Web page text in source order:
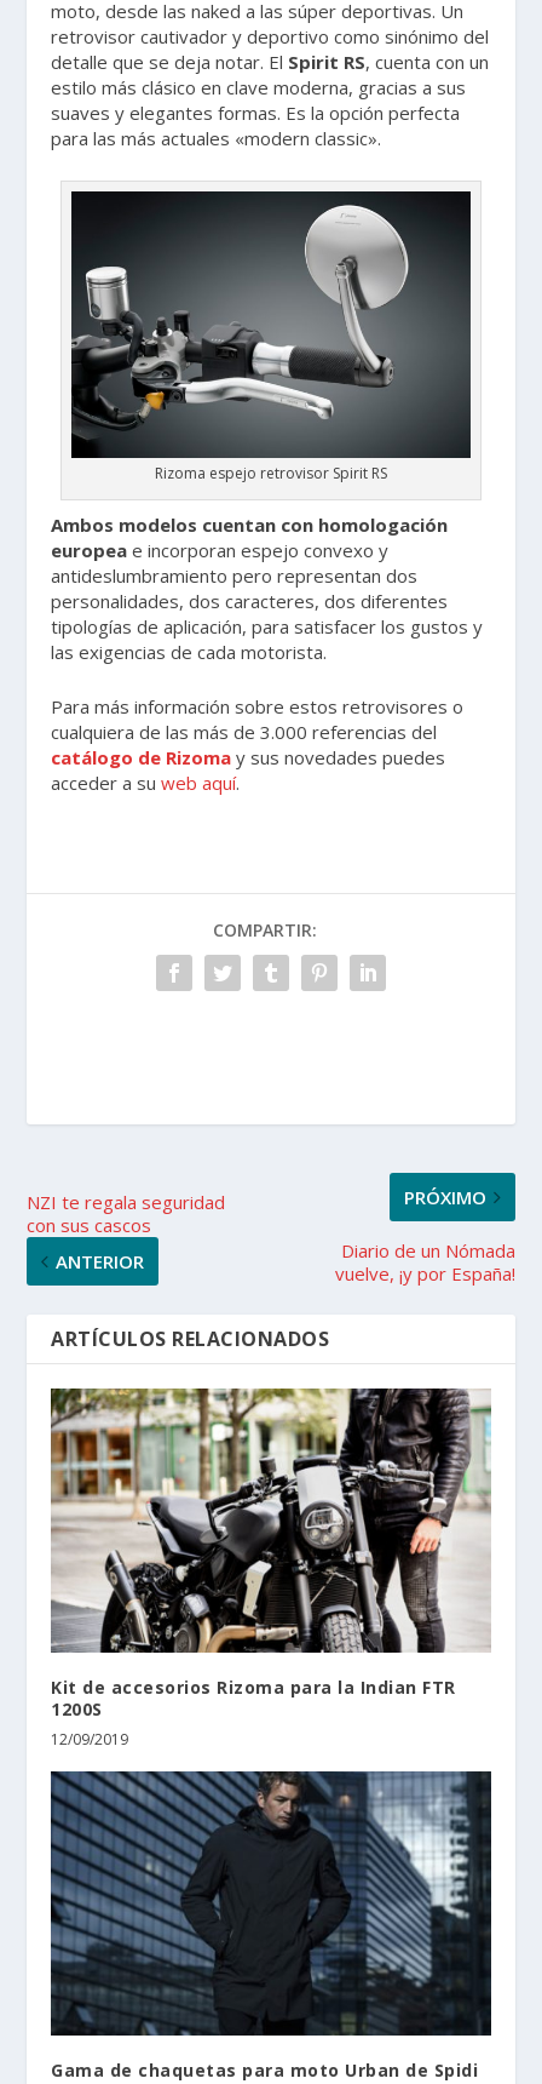
moto, desde las naked a las súper deportivas. Un
retrovisor cautivador y deportivo como sinónimo del
detalle que se deja notar. El Spirit RS, cuenta con un
estilo más clásico en clave moderna, gracias a sus
suaves y elegantes formas. Es la opción perfecta
para las más actuales «modern classic».
Rizoma espejo retrovisor Spirit RS
Ambos modelos cuentan con homologación
europea e incorporan espejo convexo y
antideslumbramiento pero representan dos
personalidades, dos caracteres, dos diferentes
tipologías de aplicación, para satisfacer los gustos y
las exigencias de cada motorista.
Para más información sobre estos retrovisores o
cualquiera de las más de 3.000 referencias del
catálogo de Rizoma y sus novedades puedes
acceder a suweb aquí.
COMPARTIR:
NZI te regala seguridad
con sus cascos
ANTERIOR
PRÓXIMO
Diario de un Nómada
vuelve, ¡y por España!
ARTÍCULOS RELACIONADOS
Kit de accesorios Rizoma para la Indian FTR
1200S
12/09/2019
Gama de chaquetas para moto Urban de Spidi